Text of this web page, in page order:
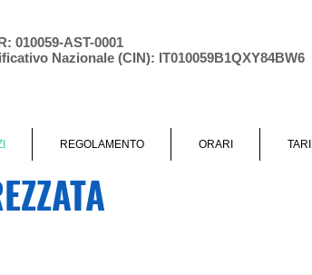
010059-AST-0001
Nazionale (CIN): IT010059B1QXY84BW6
REGOLAMENTO ORARI